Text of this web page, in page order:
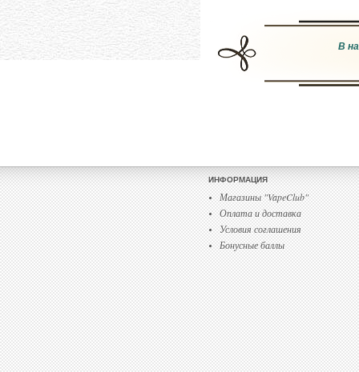
В
ИНФОРМАЦИЯ
Магазины "VapeClub"
Оплата и доставка
Условия соглашения
Бонусные баллы